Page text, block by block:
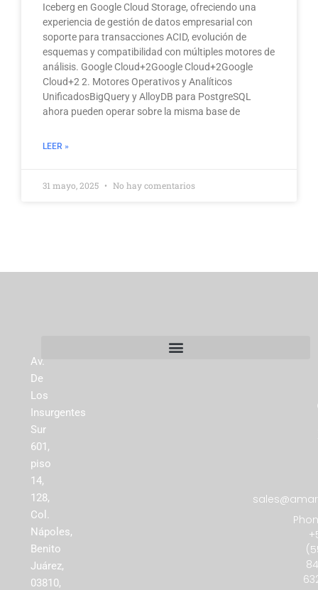
Iceberg en Google Cloud Storage, ofreciendo una
experiencia de gestión de datos empresarial con
soporte para transacciones ACID, evolución de
esquemas y compatibilidad con múltiples motores de
análisis. Google Cloud+2Google Cloud+2Google
Cloud+2 2. Motores Operativos y Analíticos
UnificadosBigQuery y AlloyDB para PostgreSQL
ahora pueden operar sobre la misma base de
LEER »
31 mayo, 2025 No hay comentarios
Av.
De
Los
Insurgentes
Sur
601,
piso
14,
128,
Col.
Nápoles,
Benito
Juárez,
03810,